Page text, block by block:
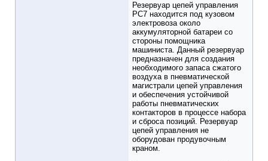
Резервуар цепей управления
РС7 находится под кузовом
электровоза около
аккумуляторной батареи со
стороны помощника
машиниста. Данный резервуар
предназначен для создания
необходимого запаса сжатого
воздуха в пневматической
магистрали цепей управления
и обеспечения устойчивой
работы пневматических
контакторов в процессе набора
и сброса позиций. Резервуар
цепей управления не
оборудован продувочным
краном.